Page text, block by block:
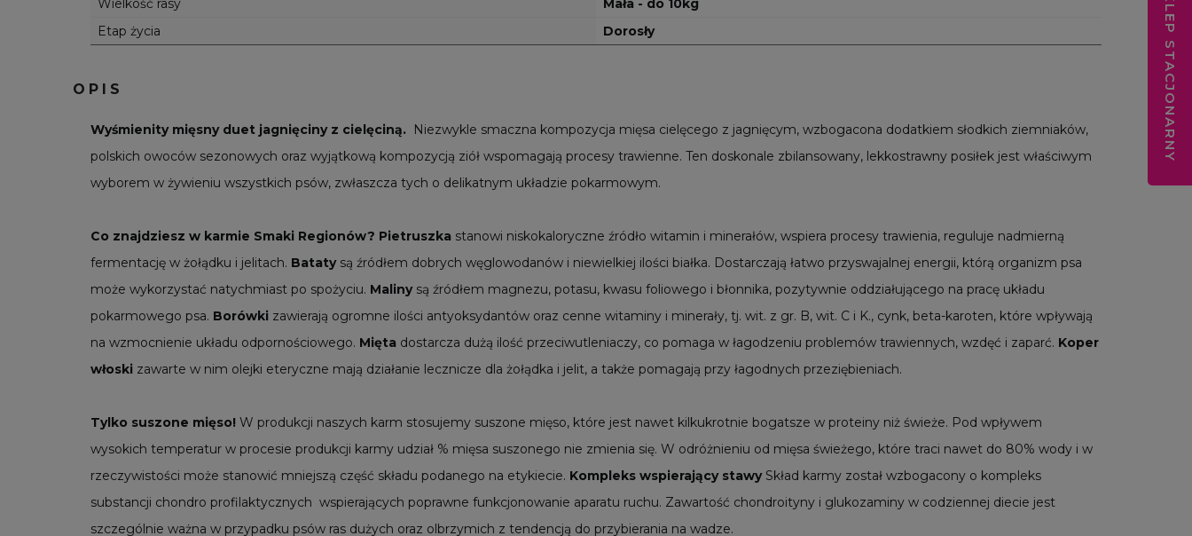
Wielkość rasy
Mała - do 10kg
Etap życia
Dorosły
OPIS
Wyśmienity mięsny duet jagnięciny z cielęciną.
Niezwykle smaczna kompozycja mięsa cielęcego z jagnięcym, wzbogacona dodatkiem słodkich ziemniaków,
polskich owoców sezonowych oraz wyjątkową kompozycją ziół wspomagają procesy trawienne. Ten doskonale zbilansowany, lekkostrawny posiłek jest właściwym
wyborem w żywieniu wszystkich psów, zwłaszcza tych o delikatnym układzie pokarmowym.
Co znajdziesz w karmie Smaki Regionów? Pietruszka stanowi niskokaloryczne źródło witamin i minerałów, wspiera procesy trawienia, reguluje nadmierną
fermentację w żołądku i jelitach. Batatysą źródłem dobrych węglowodanów i niewielkiej ilości białka. Dostarczają łatwo przyswajalnej energii, którą organizm psa
może wykorzystać natychmiast po spożyciu. Malinysą źródłem magnezu, potasu, kwasu foliowego i błonnika, pozytywnie oddziałującego na pracę układu
pokarmowego psa. Borówki zawierają ogromne ilości antyoksydantów oraz cenne witaminy i minerały, tj. wit. z gr. B, wit. C i K., cynk, beta-karoten, które wpływają
na wzmocnienie układu odpornościowego. Mięta dostarcza dużą ilość przeciwutleniaczy, co pomaga w łagodzeniu problemów trawiennych, wzdęć i zaparć. Koper
włoski zawarte w nim olejki eteryczne mają działanie lecznicze dla żołądka i jelit, a także pomagają przy łagodnych przeziębieniach.
Tylko suszone mięso! W produkcji naszych karm stosujemy suszone mięso, które jest nawet kilkukrotnie bogatsze w proteiny niż świeże. Pod wpływem
wysokich temperatur w procesie produkcji karmy udział % mięsa suszonego nie zmienia się. W odróżnieniu od mięsa świeżego, które traci nawet do 80% wody i w
rzeczywistości może stanowić mniejszą część składu podanego na etykiecie. Kompleks wspierający stawySkład karmy został wzbogacony o kompleks
substancji chondro profilaktycznych wspierających poprawne funkcjonowanie aparatu ruchu. Zawartość chondroityny i glukozaminy w codziennej diecie jest
szczególnie ważna w przypadku psów ras dużych oraz olbrzymich z tendencją do przybierania na wadze.
SKLEP STACJONARNY